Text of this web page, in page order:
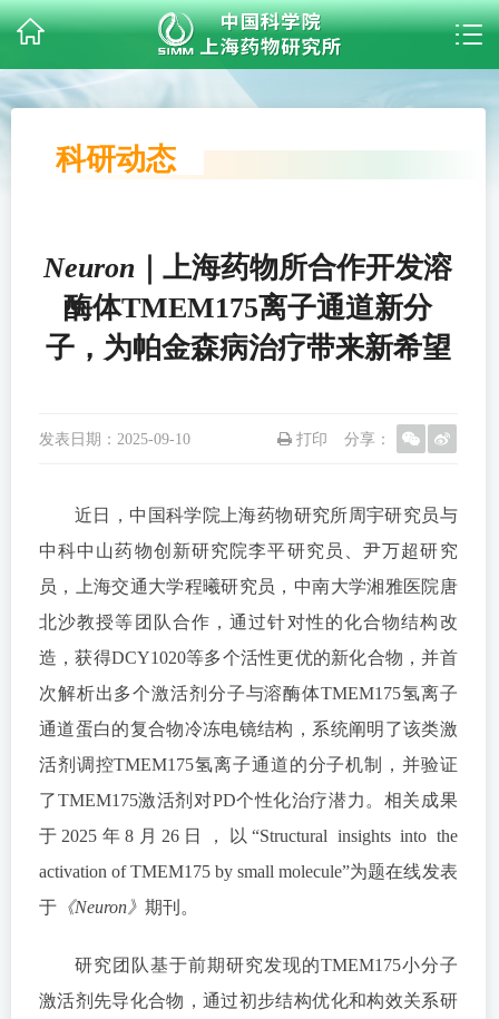
科研动态
Neuron ｜上海药物所合作开发溶
酶体TMEM175离子通道新分
子，为帕金森病治疗带来新希望
发表日期： 2025-09-10 分享：
打印
近日，中国科学院上海药物研究所周宇研究员与
中科中山药物创新研究院李平研究员、尹万超研究
员，上海交通大学程曦研究员，中南大学湘雅医院唐
北沙教授等团队合作，通过针对性的化合物结构改
造，获得DCY1020等多个活性更优的新化合物，并首
次解析出多个激活剂分子与溶酶体TMEM175氢离子
通道蛋白的复合物冷冻电镜结构，系统阐明了该类激
活剂调控TMEM175氢离子通道的分子机制，并验证
了TMEM175激活剂对PD个性化治疗潜力。相关成果
于2025年8月26日，以“Structural insights into the
activation of TMEM175 by small molecule”为题在线发表
于 《Neuron》 期刊。
研究团队基于前期研究发现的TMEM175小分子
激活剂先导化合物，通过初步结构优化和构效关系研